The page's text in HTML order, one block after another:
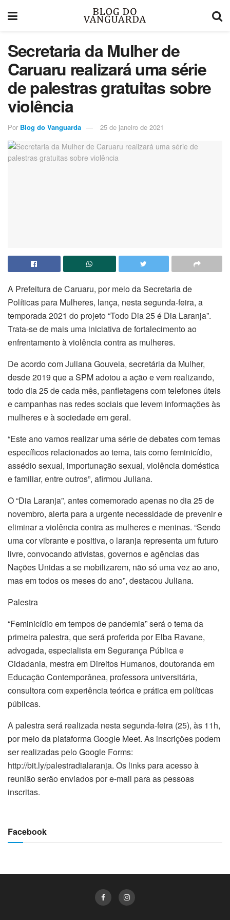
Secretaria da Mulher de
Caruaru realizará uma série
de palestras gratuitas sobre
violência
Por Blog do Vanguarda 25 de janeiro de 2021
A Prefeitura de Caruaru, por meio da Secretaria de
Políticas para Mulheres, lança, nesta segunda-feira, a
temporada 2021 do projeto “Todo Dia 25 é Dia Laranja”.
Trata-se de mais uma iniciativa de fortalecimento ao
enfrentamento à violência contra as mulheres.
De acordo com Juliana Gouveia, secretária da Mulher,
desde 2019 que a SPM adotou a ação e vem realizando,
todo dia 25 de cada mês, panfletagens com telefones úteis
e campanhas nas redes sociais que levem informações às
mulheres e à sociedade em geral.
“Este ano vamos realizar uma série de debates com temas
específicos relacionados ao tema, tais como feminicídio,
assédio sexual, importunação sexual, violência doméstica
e familiar, entre outros”, afirmou Juliana.
O “Dia Laranja”, antes comemorado apenas no dia 25 de
novembro, alerta para a urgente necessidade de prevenir e
eliminar a violência contra as mulheres e meninas. “Sendo
uma cor vibrante e positiva, o laranja representa um futuro
livre, convocando ativistas, governos e agências das
Nações Unidas a se mobilizarem, não só uma vez ao ano,
mas em todos os meses do ano”, destacou Juliana.
Palestra
“Feminicídio em tempos de pandemia” será o tema da
primeira palestra, que será proferida por Elba Ravane,
advogada, especialista em Segurança Pública e
Cidadania, mestra em Direitos Humanos, doutoranda em
Educação Contemporânea, professora universitária,
consultora com experiência teórica e prática em políticas
públicas.
A palestra será realizada nesta segunda-feira (25), às 11h,
por meio da plataforma Google Meet. As inscrições podem
ser realizadas pelo Google Forms:
http://bit.ly/palestradialaranja. Os links para acesso à
reunião serão enviados por e-mail para as pessoas
inscritas.
Facebook